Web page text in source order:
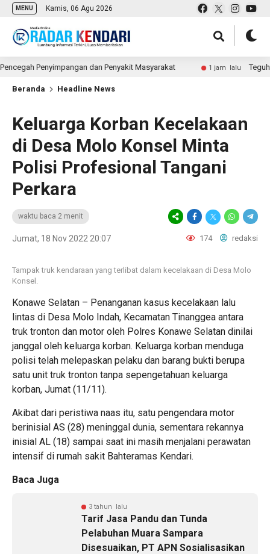
MENU Kamis, 06 Agu 2026
Penyimpangan dan Penyakit Masyarakat 1 jam lalu Teguh Bela
Beranda Headline News
Keluarga Korban Kecelakaan
di Desa Molo Konsel Minta
Polisi Profesional Tangani
Perkara
waktu baca 2 menit
Jumat, 18 Nov 2022 20:07 174 redaksi
Tampak truk kendaraan yang terlibat dalam kecelakaan di Desa Molo
Konsel.
Konawe Selatan – Penanganan kasus kecelakaan lalu
lintas di Desa Molo Indah, Kecamatan Tinanggea antara
truk tronton dan motor oleh Polres Konawe Selatan dinilai
janggal oleh keluarga korban. Keluarga korban menduga
polisi telah melepaskan pelaku dan barang bukti berupa
satu unit truk tronton tanpa sepengetahuan keluarga
korban, Jumat (11/11).
Akibat dari peristiwa naas itu, satu pengendara motor
berinisial AS (28) meninggal dunia, sementara rekannya
inisial AL (18) sampai saat ini masih menjalani perawatan
intensif di rumah sakit Bahteramas Kendari.
Baca Juga
3 tahun lalu
Tarif Jasa Pandu dan Tunda
Pelabuhan Muara Sampara
Disesuaikan, PT APN Sosialisasikan